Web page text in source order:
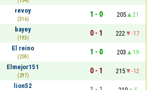
revoy
(316)
1 - 0 205
21
bayey
(193)
0 - 1 222
-17
El reino
(259)
1 - 0 203
19
Elmejor151
(297)
0 - 1 215
-12
lion52